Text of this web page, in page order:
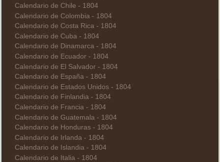
Calendario de Chile - 1804
Calendario de Colombia - 1804
Calendario de Costa Rica - 1804
Calendario de Cuba - 1804
Calendario de Dinamarca - 1804
Calendario de Ecuador - 1804
Calendario de El Salvador - 1804
Calendario de España - 1804
Calendario de Estados Unidos - 1804
Calendario de Finlandia - 1804
Calendario de Francia - 1804
Calendario de Guatemala - 1804
Calendario de Honduras - 1804
Calendario de Irlanda - 1804
Calendario de Islandia - 1804
Calendario de Italia - 1804